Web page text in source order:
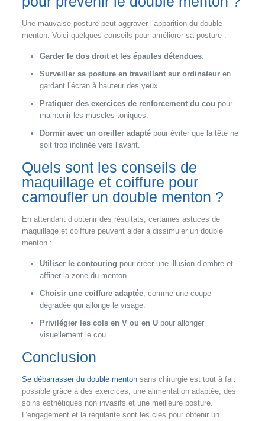
Une mauvaise posture peut aggraver l’apparition du double
menton. Voici quelques conseils pour améliorer sa posture :
Garder le dos droit et les épaules détendues.
Surveiller sa posture en travaillant sur ordinateuren
gardant l’écran à hauteur des yeux.
Pratiquer des exercices de renforcement du cou pour
maintenir les muscles toniques.
Dormir avec un oreiller adaptépour éviter que la tête ne
soit trop inclinée vers l’avant.
Quels sont les conseils de
maquillage et coiffure pour
camoufler un double menton ?
En attendant d’obtenir des résultats, certaines astuces de
maquillage et coiffure peuvent aider à dissimuler un double
menton :
Utiliser le contouring pour créer une illusion d’ombre et
affiner la zone du menton.
Choisir une coiffure adaptée, comme une coupe
dégradée qui allonge le visage.
Privilégier les cols en V ou en Upour allonger
visuellement le cou.
Conclusion
Se débarrasser du double mentonsans chirurgie est tout à fait
possible grâce à des exercices, une alimentation adaptée, des
soins esthétiques non invasifs et une meilleure posture.
L’engagement et la régularité sont les clés pour obtenir un